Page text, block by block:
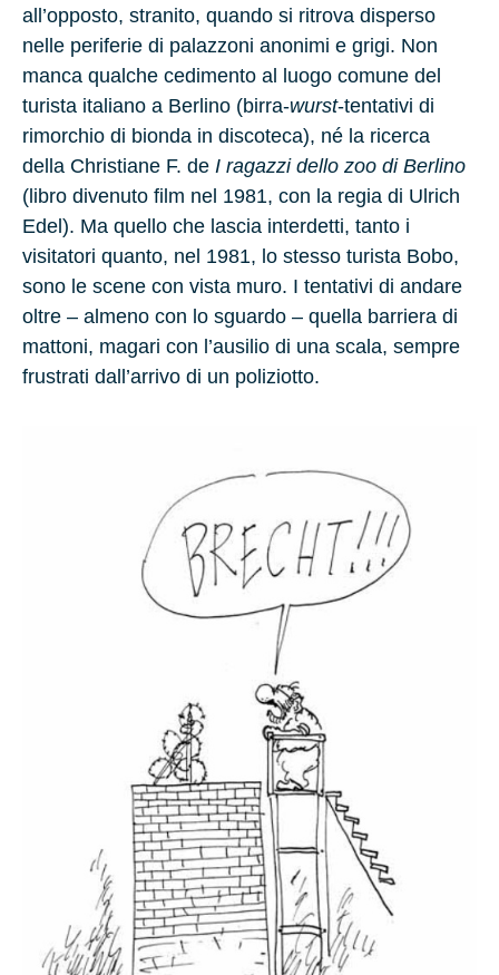
all’opposto, stranito, quando si ritrova disperso
nelle periferie di palazzoni anonimi e grigi. Non
manca qualche cedimento al luogo comune del
turista italiano a Berlino (birra-wurst-tentativi di
rimorchio di bionda in discoteca), né la ricerca
della Christiane F. de I ragazzi dello zoo di Berlino
(libro divenuto film nel 1981, con la regia di Ulrich
Edel). Ma quello che lascia interdetti, tanto i
visitatori quanto, nel 1981, lo stesso turista Bobo,
sono le scene con vista muro. I tentativi di andare
oltre – almeno con lo sguardo – quella barriera di
mattoni, magari con l’ausilio di una scala, sempre
frustrati dall’arrivo di un poliziotto.